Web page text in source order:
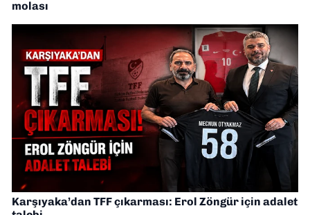
molası
Karşıyaka’dan TFF çıkarması: Erol Zöngür için adalet